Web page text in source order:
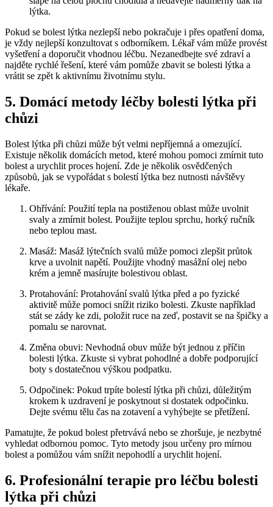
lýtka.
Pokud se bolest lýtka nezlepší nebo pokračuje i přes opatření doma,
je vždy nejlepší konzultovat s odborníkem. Lékař vám může provést
vyšetření a doporučit vhodnou léčbu. Nezanedbejte své zdraví a
najděte rychlé řešení, které vám pomůže zbavit se bolesti lýtka a
vrátit se zpět k aktivnímu životnímu stylu.
5. Domácí metody léčby bolesti lýtka při
chůzi
Bolest lýtka při chůzi může být velmi nepříjemná a omezující.
Existuje několik domácích metod, které mohou pomoci zmírnit tuto
bolest a urychlit proces hojení. Zde je několik osvědčených
způsobů, jak se vypořádat s bolestí lýtka bez nutnosti návštěvy
lékaře.
Ohřívání: Použití tepla na postiženou oblast může uvolnit
svaly a zmírnit bolest. Použijte teplou sprchu, horký ručník
nebo teplou mast.
Masáž: Masáž lýtečních svalů může pomoci zlepšit průtok
krve a uvolnit napětí. Použijte vhodný masážní olej nebo
krém a jemně masírujte bolestivou oblast.
Protahování: Protahování svalů lýtka před a po fyzické
aktivitě může pomoci snížit riziko bolesti. Zkuste například
stát se zády ke zdi, položit ruce na zeď, postavit se na špičky a
pomalu se narovnat.
Změna obuvi: Nevhodná obuv může být jednou z příčin
bolesti lýtka. Zkuste si vybrat pohodlné a dobře podporující
boty s dostatečnou výškou podpatku.
Odpočinek: Pokud trpíte bolestí lýtka při chůzi, důležitým
krokem k uzdravení je poskytnout si dostatek odpočinku.
Dejte svému tělu čas na zotavení a vyhýbejte se přetížení.
Pamatujte, že pokud bolest přetrvává nebo se zhoršuje, je nezbytné
vyhledat odbornou pomoc. Tyto metody jsou určeny pro mírnou
bolest a pomůžou vám snížit nepohodlí a urychlit hojení.
6. Profesionální terapie pro léčbu bolesti
lýtka při chůzi